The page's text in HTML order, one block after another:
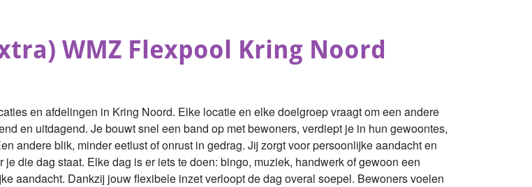
WMZ Flexpool Kring Noord
en afdelingen in Kring Noord. Elke locatie en elke doelgroep vraagt om een andere
en uitdagend. Je bouwt snel een band op met bewoners, verdiept je in hun gewoontes,
andere blik, minder eetlust of onrust in gedrag. Jij zorgt voor persoonlijke aandacht en
die dag staat. Elke dag is er iets te doen: bingo, muziek, handwerk of gewoon een
aandacht. Dankzij jouw flexibele inzet verloopt de dag overal soepel. Bewoners voelen